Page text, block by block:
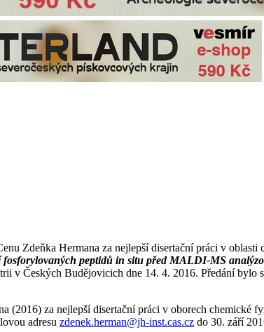
Zdeňka Hermana za nejlepší disertační práci v
fosforylovaných peptidů in situ před MALDI-MS
v Českých Budějovicich dne 14. 4. 2016. Předání bylo
(2016) za nejlepší disertační práci v oborech
adresu zdenek.herman@jh-inst.cas.cz do 30. září